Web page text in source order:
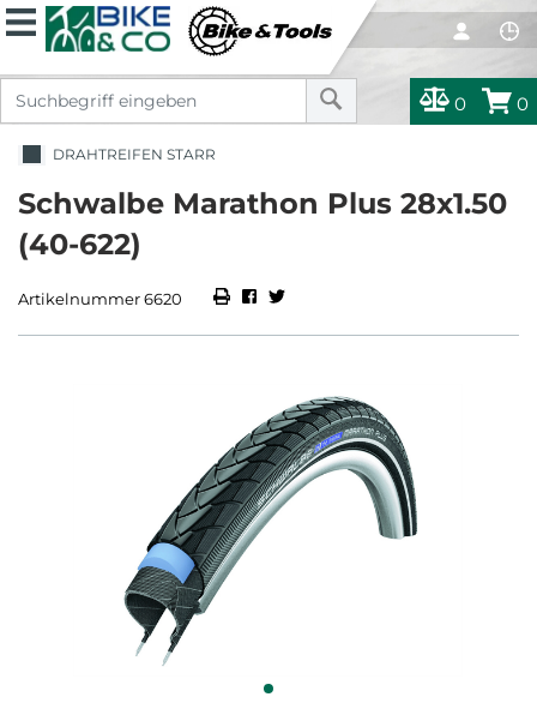
0 0
DRAHTREIFEN STARR
Schwalbe Marathon Plus 28x1.50
(40-622)
Artikelnummer 6620